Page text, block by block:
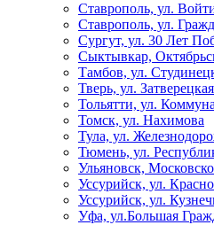
Ставрополь, ул.
Ставрополь, ул.
Сургут, ул. 30 Лет
Сыктывкар,
Тамбов, ул.
Тверь, ул. Затверецкая
Тольятти, ул.
Томск, ул. Нахимова
Тула, ул.
Тюмень, ул.
Ульяновск,
Уссурийск, ул.
Уссурийск, ул.
Уфа, ул.Большая